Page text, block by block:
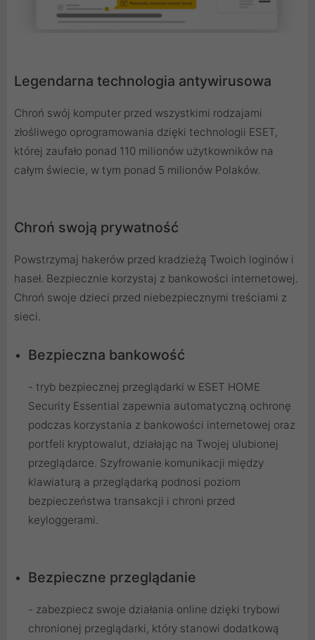
Legendarna technologia antywirusowa
Chroń swój komputer przed wszystkimi rodzajami
złośliwego oprogramowania dzięki technologii ESET,
której zaufało ponad 110 milionów użytkowników na
całym świecie, w tym ponad 5 milionów Polaków.
Chroń swoją prywatność
Powstrzymaj hakerów przed kradzieżą Twoich loginów i
haseł. Bezpiecznie korzystaj z bankowości internetowej.
Chroń swoje dzieci przed niebezpiecznymi treściami z
sieci.
Bezpieczna bankowość
- tryb bezpiecznej przeglądarki w ESET HOME
Security Essential zapewnia automatyczną ochronę
podczas korzystania z bankowości internetowej oraz
portfeli kryptowalut, działając na Twojej ulubionej
przeglądarce. Szyfrowanie komunikacji między
klawiaturą a przeglądarką podnosi poziom
bezpieczeństwa transakcji i chroni przed
keyloggerami.
Bezpieczne przeglądanie
- zabezpiecz swoje działania online dzięki trybowi
chronionej przeglądarki, który stanowi dodatkową